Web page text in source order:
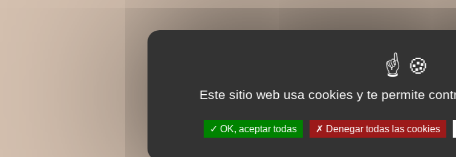
Este sitio web usa cookies y te permite
OK, aceptar todas Denegar todas las cookies